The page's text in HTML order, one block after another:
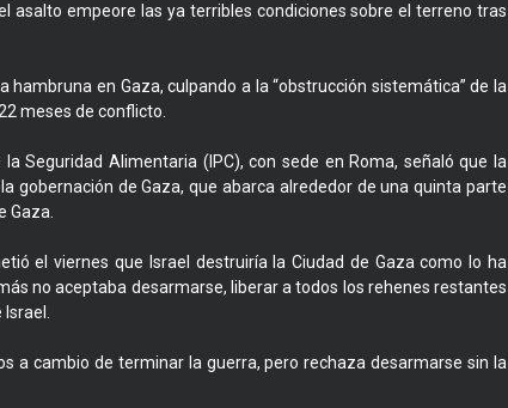
asalto empeore las ya terribles condiciones sobre el terreno tras
hambruna en Gaza, culpando a la “obstrucción sistemática” de la
meses de conflicto.
Seguridad Alimentaria (IPC), con sede en Roma, señaló que la
gobernación de Gaza, que abarca alrededor de una quinta parte
Gaza.
el viernes que Israel destruiría la Ciudad de Gaza como lo ha
no aceptaba desarmarse, liberar a todos los rehenes restantes
Israel.
a cambio de terminar la guerra, pero rechaza desarmarse sin la